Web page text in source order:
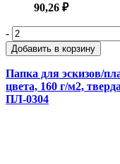
90,26 ₽
-
Добавить в корзину
Папка для эскизов/
цвета, 160 г/м2,
ПЛ-0304